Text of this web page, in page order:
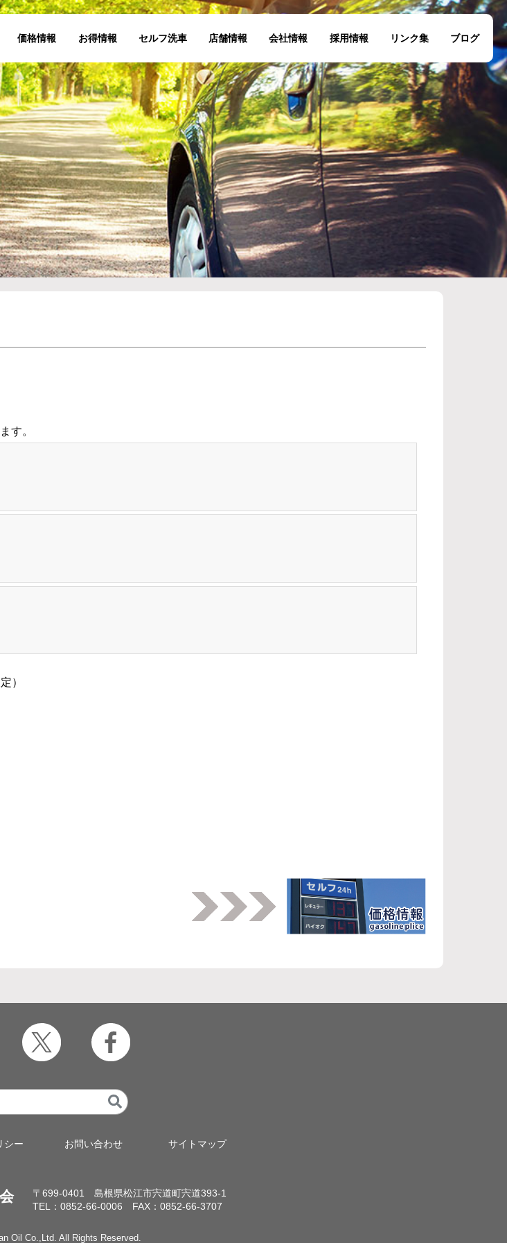
価格情報 お得情報 セルフ洗車 店舗情報 会社情報 採用情報 リンク集 ブログ
す。
）
シー お問い合わせ サイトマップ
〒699-0401 島根県松江市宍道町宍道393-1
TEL：0852-66-0006 FAX：0852-66-3707
Oil Co.,Ltd. All Rights Reserved.